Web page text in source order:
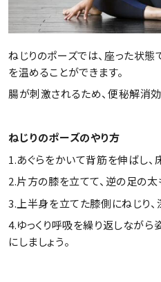
ねじりのポーズでは、座った状態
を温めることができます。
腸が刺激されるため、便秘解消効
ねじりのポーズのやり方
1.あぐらをかいて背筋を伸ばし、
2.片方の膝を立てて、逆の足の太
3.上半身を立てた膝側にねじり、
4.ゆっくり呼吸を繰り返しながら
にしましょう。